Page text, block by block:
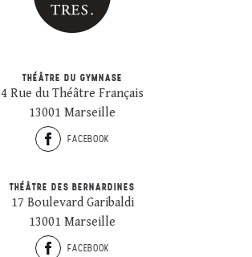
THÉÂTRE DU GYMNASE
4 Rue du Théâtre Français
13001 Marseille
FACEBOOK
THÉÂTRE DES BERNARDINES
17 Boulevard Garibaldi
13001 Marseille
FACEBOOK